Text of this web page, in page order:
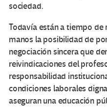
sociedad.
Todavía están a tiempo de
manos la posibilidad de
negociación sincera que
reivindicaciones del
responsabilidad
condiciones laborales
aseguran una educación